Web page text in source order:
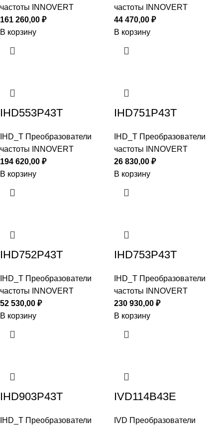
частоты INNOVERT
161 260,00 ₽
В корзину
частоты INNOVERT
44 470,00 ₽
В корзину
IHD553P43T
IHD_T Преобразователи
частоты INNOVERT
194 620,00 ₽
В корзину
IHD751P43T
IHD_T Преобразователи
частоты INNOVERT
26 830,00 ₽
В корзину
IHD752P43T
IHD_T Преобразователи
частоты INNOVERT
52 530,00 ₽
В корзину
IHD753P43T
IHD_T Преобразователи
частоты INNOVERT
230 930,00 ₽
В корзину
IHD903P43T
IHD_T Преобразователи
IVD114B43E
IVD Преобразователи